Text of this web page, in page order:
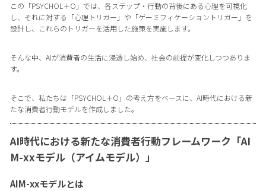
この「PSYCHOL＋O」では、各ステップ・行動の背後にある心理を可視化
し、それに対する「心理トリガー」や「ゲーミフィケーショントリガー」を
設計し、これらのトリガーを活用した施策を実施します。
そんな中、AIが消費者の生活に浸透し始め、社会の前提が変化しつつありま
す。
そこで、私たちは「PSYCHOL＋O」の考え方をベースに、AI時代における新
たな消費者行動モデルを作成しました。
AI時代における新たな消費者行動フレームワーク「AI
M-xxモデル（アイムモデル）」
AIM-xxモデルとは